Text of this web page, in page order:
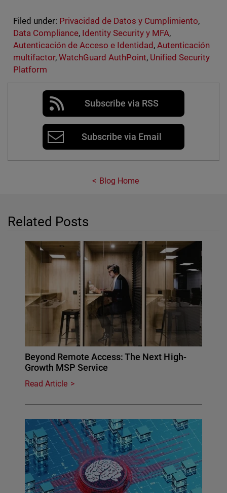
Filed under: Privacidad de Datos y Cumplimiento,
Data Compliance, Identity Security y MFA,
Autenticación de Acceso e Identidad ,Autenticación
multifactor, WatchGuard AuthPoint, Unified Security
Platform
Subscribe via RSS
Subscribe via Email
Blog Home
Related Posts
Beyond Remote Access: The Next High-
Growth MSP Service
Read Article